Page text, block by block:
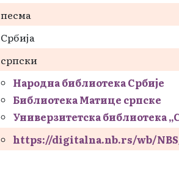
песма
Србија
српски
Народна библиотека Србије
Библиотека Матице српске
Универзитетска библиотека
https://digitalna.nb.rs/wb/